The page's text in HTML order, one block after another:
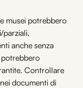
musei potrebbero
parziali,
anche senza
potrebbero
Controllare
documenti di